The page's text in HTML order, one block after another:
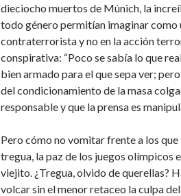
dieciocho muertos de Múnich, la
todo género permitían imaginar como
contraterrorista y no en la acción
conspirativa: “Poco se sabía lo que
bien armado para el que sepa ver;
del condicionamiento de la masa
responsable y que la prensa es
Pero cómo no vomitar frente a los
tregua, la paz de los juegos olímpicos
viejito. ¿Tregua, olvido de querellas?
volcar sin el menor retaceo la culpa